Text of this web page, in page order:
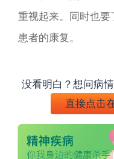
重视起来。同时也
患者的康复。
没看明白？想问病
直接点击